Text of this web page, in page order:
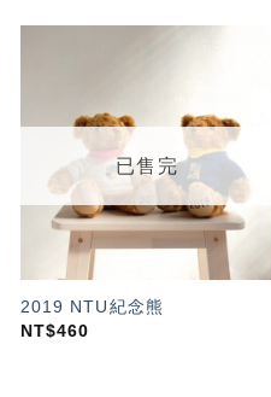
望輕
單」
已售完
2019 NTU紀念熊
NT$460